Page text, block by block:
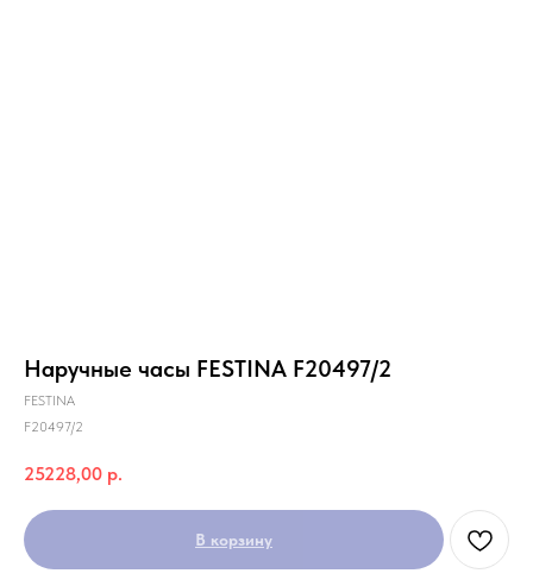
Наручные часы FESTINA F20497/2
FESTINA
F20497/2
25228,00 р.
В корзину